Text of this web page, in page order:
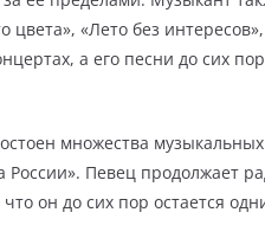
цвета», «Лето без
а его песни до сих
множества
России». Певец продолжает
он до сих пор остается